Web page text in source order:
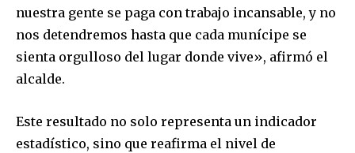
nuestra gente se paga con trabajo incansable, y no
nos detendremos hasta que cada munícipe se
sienta orgulloso del lugar donde vive», afirmó el
alcalde.
Este resultado no solo representa un indicador
estadístico, sino que reafirma el nivel de